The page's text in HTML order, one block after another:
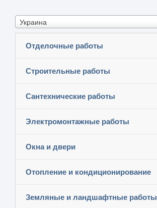
Украина
Отделочные работы
Строительные работы
Сантехнические работы
Электромонтажные работы
Окна и двери
Отопление и кондиционирование
Земляные и ландшафтные работы